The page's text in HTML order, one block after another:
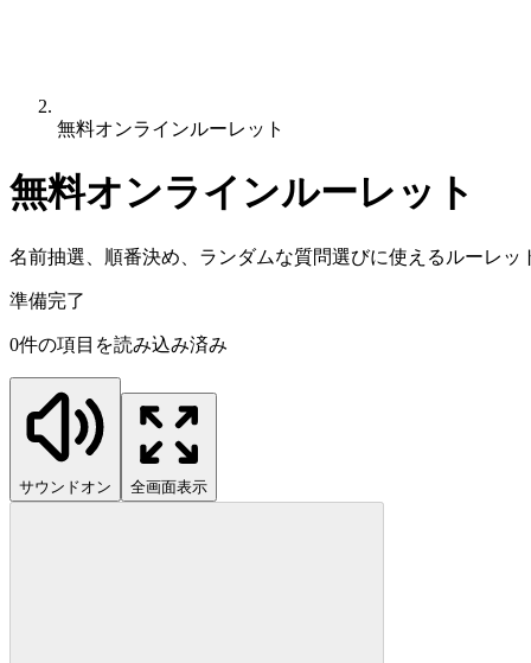
無料オンラインルーレット
無料オンラインルーレット
名前抽選、順番決め、ランダムな質問選びに使えるルーレッ
準備完了
0件の項目を読み込み済み
サウンドオン 全画面表示